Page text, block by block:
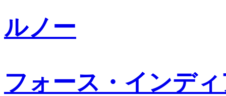
ルノー
フォース・インデ